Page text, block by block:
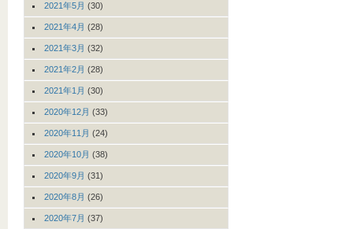
2021年5月 (30)
2021年4月 (28)
2021年3月 (32)
2021年2月 (28)
2021年1月 (30)
2020年12月 (33)
2020年11月 (24)
2020年10月 (38)
2020年9月 (31)
2020年8月 (26)
2020年7月 (37)